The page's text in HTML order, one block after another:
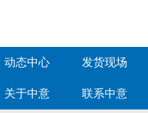
动态中心 发货现场
关于中意 联系中意